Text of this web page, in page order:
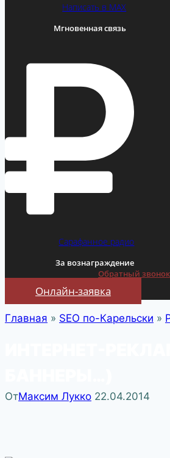
Написать в MAX
Мгновенная связь
Сарафанное радио
За вознаграждение
Обратный звонок
Онлайн-заявка
Главная » SEO по-Карельски »
ОтМаксим Лукко 22.04.2014